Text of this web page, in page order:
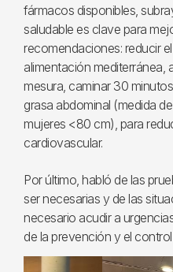
fármacos disponibles,
saludable es clave para
recomendaciones: reducir
alimentación mediterránea,
mesura, caminar 30
grasa abdominal (medida
mujeres <80 cm), para
cardiovascular.
Por último, habló de las
ser necesarias y de las
necesario acudir a
de la prevención y el control